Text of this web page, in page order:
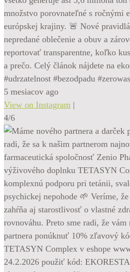
množstvo porovnateľné s ročnými
európskej krajiny. 🚨 Nové
nepredané oblečenie a obuv a
reportovať transparentne, koľko
a prečo. Celý článok nájdete na
#udrzatelnost #bezodpadu
5 mesiacov ago
View on Instagram |
4/6